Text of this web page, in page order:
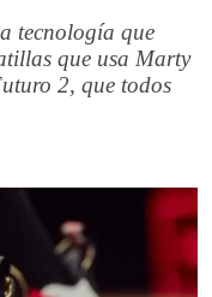
tecnología que
que usa Marty
2, que todos